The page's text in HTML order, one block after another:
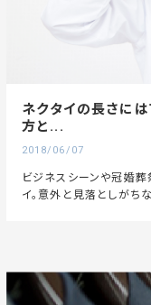
ネクタイの長さに
方と...
2018/06/07
ビジネスシーンや冠婚
イ。意外と見落としがち